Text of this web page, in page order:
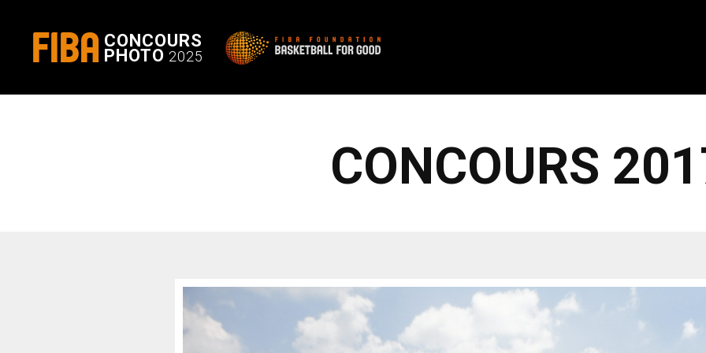
FIBA CONCOURS
PHOTO 2025
CONCOURS